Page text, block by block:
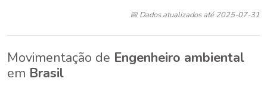
📅 Dados atualizados até 2025-07-31
Movimentação de Engenheiro ambiental
em Brasil